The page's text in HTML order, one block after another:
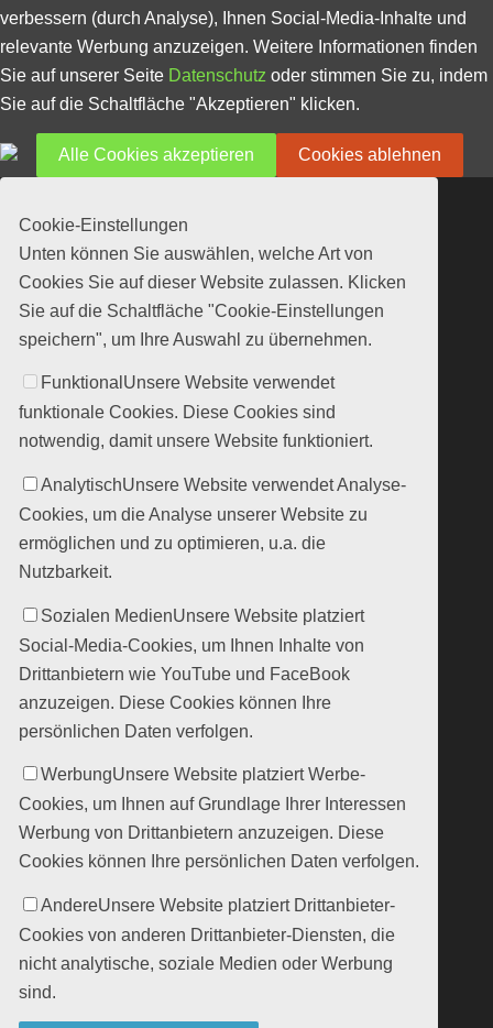
verbessern (durch Analyse), Ihnen Social-Media-Inhalte und
relevante Werbung anzuzeigen. Weitere Informationen finden
Sie auf unserer Seite Datenschutz oder stimmen Sie zu, indem
Sie auf die Schaltfläche "Akzeptieren" klicken.
Alle Cookies akzeptieren Cookies ablehnen
Cookie-Einstellungen
Unten können Sie auswählen, welche Art von
Cookies Sie auf dieser Website zulassen. Klicken
Sie auf die Schaltfläche "Cookie-Einstellungen
speichern", um Ihre Auswahl zu übernehmen.
Funktional Unsere Website verwendet
funktionale Cookies. Diese Cookies sind
notwendig, damit unsere Website funktioniert.
AnalytischUnsere Website verwendet Analyse-
Cookies, um die Analyse unserer Website zu
ermöglichen und zu optimieren, u.a. die
Nutzbarkeit.
Sozialen MedienUnsere Website platziert
Social-Media-Cookies, um Ihnen Inhalte von
Drittanbietern wie YouTube und FaceBook
anzuzeigen. Diese Cookies können Ihre
persönlichen Daten verfolgen.
WerbungUnsere Website platziert Werbe-
Cookies, um Ihnen auf Grundlage Ihrer Interessen
Werbung von Drittanbietern anzuzeigen. Diese
Cookies können Ihre persönlichen Daten verfolgen.
AndereUnsere Website platziert Drittanbieter-
Cookies von anderen Drittanbieter-Diensten, die
nicht analytische, soziale Medien oder Werbung
sind.